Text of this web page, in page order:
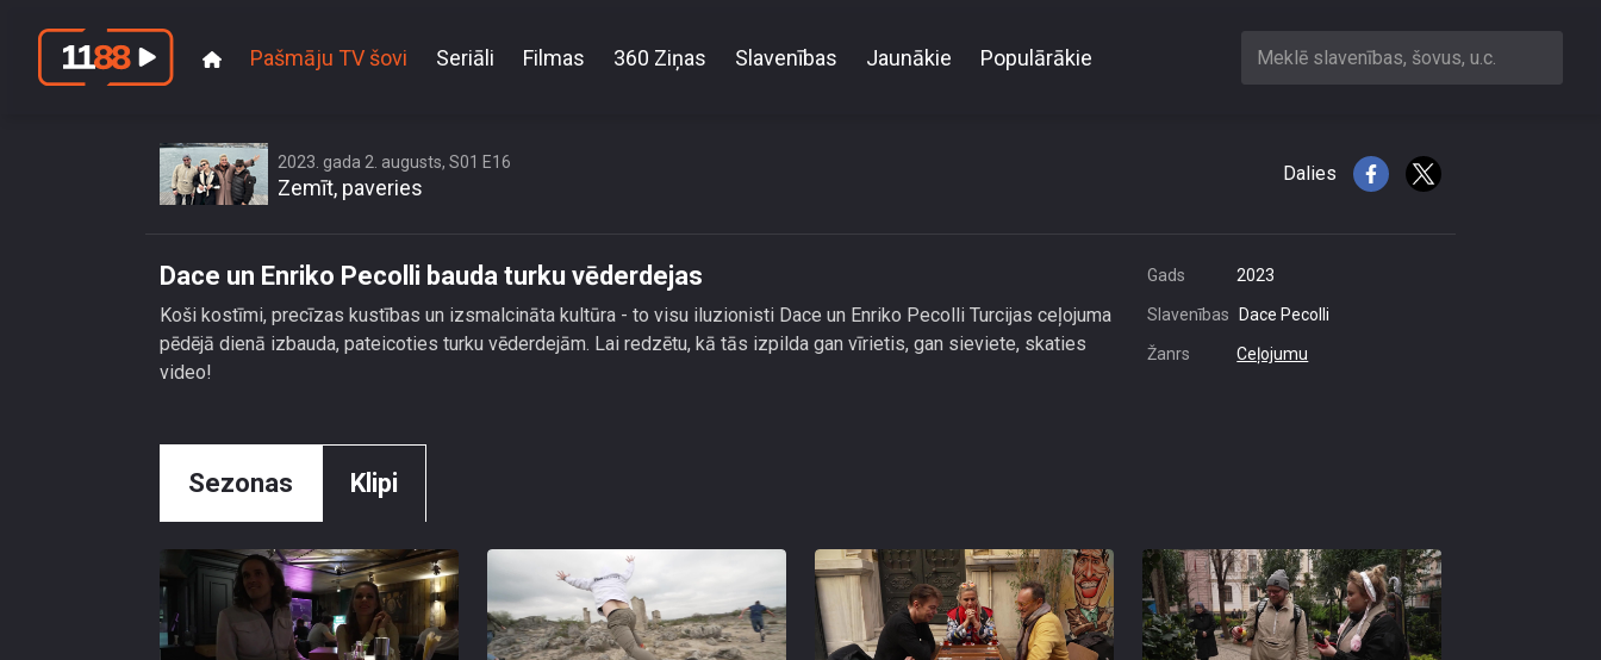
Pašmāju TV šovi Seriāli Filmas 360 Ziņas Slavenības Jaunākie Populārākie Meklē slavenības, šovus, u.c.
2023. gada 2. augusts, S01 E16
Zemīt, paveries
Dalies
Dace un Enriko Pecolli bauda turku vēderdejas
Koši kostīmi, precīzas kustības un izsmalcināta kultūra - to visu iluzionisti Dace un Enriko Pecolli Turcijas ceļojuma
pēdējā dienā izbauda, pateicoties turku vēderdejām. Lai redzētu, kā tās izpilda gan vīrietis, gan sieviete, skaties
video!
Gads 2023
Slavenības Dace Pecolli
Žanrs Ceļojumu
Sezonas Klipi